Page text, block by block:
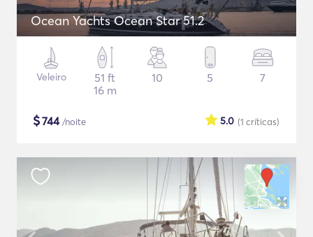
Ocean Yachts Ocean Star 51.2
Veleiro
51 ft
16 m
10 5 7
$744/noite (1 críticas)
5.0